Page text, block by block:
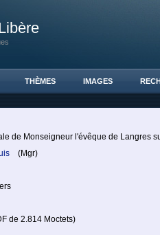
THÈMES IMAGES
de Monseigneur l'évêque de Langres
(Mgr)
de 2.814 Moctets)